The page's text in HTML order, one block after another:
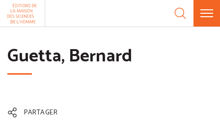
Aller au contenu
Guetta, Bernard
PARTAGER
Panneau de gestion des cookies